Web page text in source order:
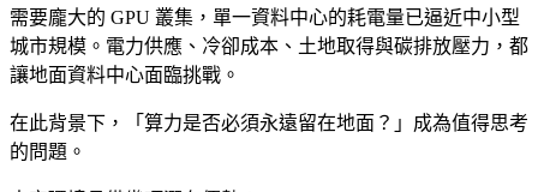
需要龐大的 GPU 叢集，單一資料中心的耗電量已逼近中小型
城市規模。電力供應、冷卻成本、土地取得與碳排放壓力，都
讓地面資料中心面臨挑戰。
在此背景下，「算力是否必須永遠留在地面？」成為值得思考
的問題。